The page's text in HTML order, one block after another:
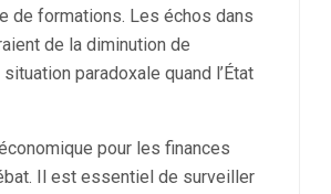
de formations. Les échos dans
de la diminution de
paradoxale quand l’État
pour les finances
Il est essentiel de surveiller